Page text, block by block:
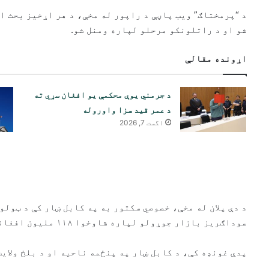
د “پرمختاګ” ویب پاڼې د راپور له مخې، د هر اړخیز بحث
شو او د راتلونکو مرحلو لپاره ومنل شو.
اړونده مقالې
د جرمني یوې محکمې یو افغان سړي ته
د عمر قید سزا واوروله
اگست 7, 2026
د دې پلان له مخې، خصوصي سکتور به په کابل ښار کې د
سوداګریز بازار جوړولو لپاره شاوخوا ۱۱۸ ملیون افغانۍ پانګونه وکړي.
پدې غونډه کې، د کابل ښار په پنځمه ناحیه او د بلخ